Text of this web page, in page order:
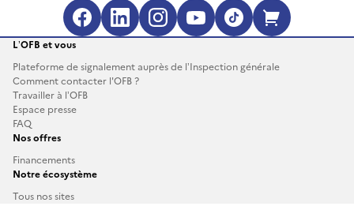
Facebook (s'ouvre dans une
LinkedIn (s'ouvre dans
Instagram (s'ouvre
YouTube
TikTok
L’OFB et vous
Plateforme de signalement auprès de l’Inspection générale
Comment contacter l'OFB ?
Travailler à l’OFB
Espace presse
FAQ
Nos offres
Financements
Notre écosystème
Tous nos sites